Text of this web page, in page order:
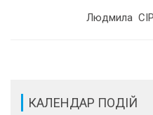
Людмила
КАЛЕНДАР ПОДІЙ